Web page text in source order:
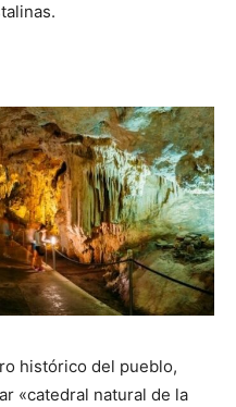
histórico del pueblo,
«catedral natural de la